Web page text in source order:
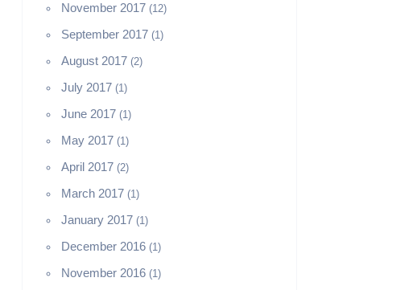
November 2017 (12)
September 2017 (1)
August 2017 (2)
July 2017 (1)
June 2017 (1)
May 2017 (1)
April 2017 (2)
March 2017 (1)
January 2017 (1)
December 2016 (1)
November 2016 (1)